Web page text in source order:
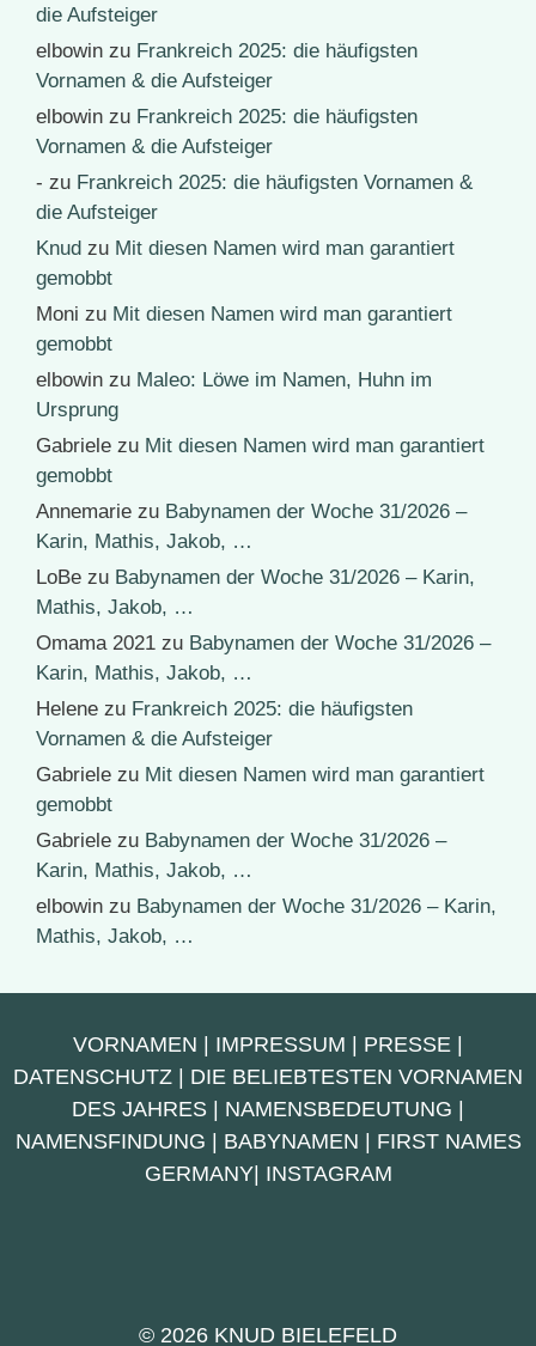
die Aufsteiger
elbowin zu Frankreich 2025: die häufigsten
Vornamen & die Aufsteiger
elbowin zu Frankreich 2025: die häufigsten
Vornamen & die Aufsteiger
- zu Frankreich 2025: die häufigsten Vornamen &
die Aufsteiger
Knud zu Mit diesen Namen wird man garantiert
gemobbt
Moni zu Mit diesen Namen wird man garantiert
gemobbt
elbowin zu Maleo: Löwe im Namen, Huhn im
Ursprung
Gabriele zu Mit diesen Namen wird man garantiert
gemobbt
Annemarie zu Babynamen der Woche 31/2026 –
Karin, Mathis, Jakob, …
LoBe zu Babynamen der Woche 31/2026 – Karin,
Mathis, Jakob, …
Omama 2021 zu Babynamen der Woche 31/2026 –
Karin, Mathis, Jakob, …
Helene zu Frankreich 2025: die häufigsten
Vornamen & die Aufsteiger
Gabriele zu Mit diesen Namen wird man garantiert
gemobbt
Gabriele zu Babynamen der Woche 31/2026 –
Karin, Mathis, Jakob, …
elbowin zu Babynamen der Woche 31/2026 – Karin,
Mathis, Jakob, …
VORNAMEN IMPRESSUM PRESSE
DATENSCHUTZ
DIE BELIEBTESTEN VORNAMEN
DES JAHRES
NAMENSBEDEUTUNG
NAMENSFINDUNG
BABYNAMEN
FIRST NAMES
GERMANY| INSTAGRAM
© 2026 KNUD BIELEFELD